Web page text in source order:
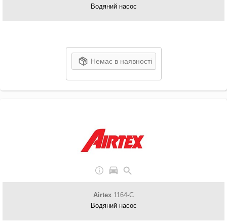
Водяний насос
Немає в наявності
Airtex 1164-C
Водяний насос